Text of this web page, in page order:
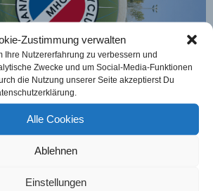
Zustimmung verwalten
Ihre Nutzererfahrung zu verbessern und
Zwecke und um Social-Media-Funktionen
die Nutzung unserer Seite akzeptierst Du
Alle Cookies
Ablehnen
Einstellungen